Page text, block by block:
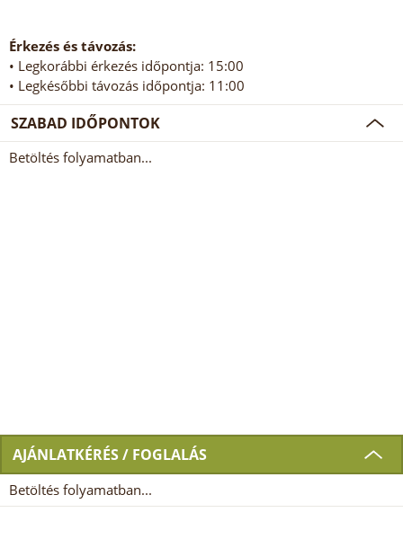
Érkezés és távozás:
• Legkorábbi érkezés időpontja: 15:00
• Legkésőbbi távozás időpontja: 11:00
SZABAD IDŐPONTOK
Betöltés folyamatban...
AJÁNLATKÉRÉS / FOGLALÁS
Betöltés folyamatban...